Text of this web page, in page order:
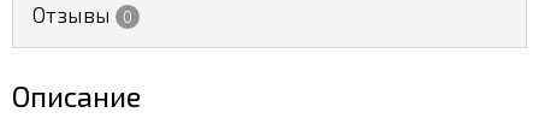
Отзывы 0
Описание